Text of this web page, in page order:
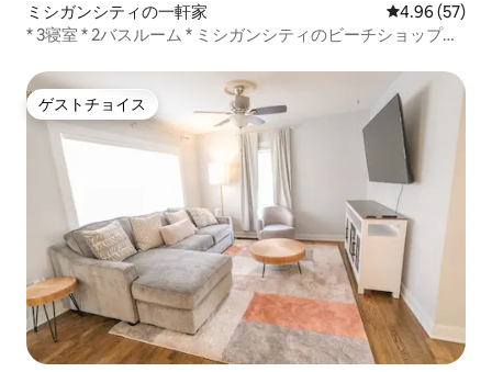
ミシガンシティの一軒家 レビュー57
4.96 (57)
* 3寝室 * 2バスルーム * ミシガンシティのビーチショップま
ゲストチョイス
ゲストチョイス